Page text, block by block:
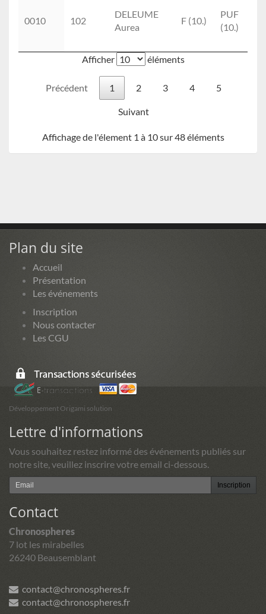
0010 102
DELEUME
Aurea
F (10.)
PUF
(10.)
Afficher éléments
Précédent 1 2 3 4 5
Suivant
Affichage de l'élement 1 à 10 sur 48 éléments
Plan du site
Accueil
Présentation
Les événements
Inscription
Nous contacter
Les CGU
Développement Origami solution
Lettre d'informations
Vous souhaitez restez informé des événements publiés sur
notre site, veuillez inscrire votre email ci-dessous.
Inscription
Contact
Chronospheres
7 lot les mirabelles
26240 Beausemblant
contact@chronospheres.fr
contact@chronospheres.fr